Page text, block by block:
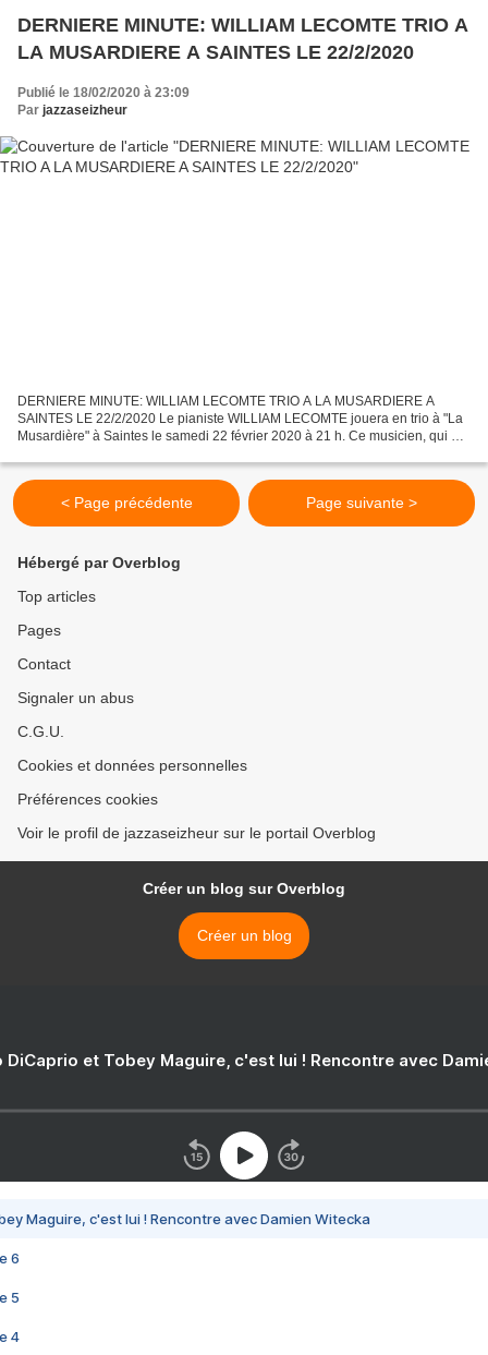
DERNIERE MINUTE: WILLIAM LECOMTE TRIO A
LA MUSARDIERE A SAINTES LE 22/2/2020
Publié le 18/02/2020 à 23:09
Par jazzaseizheur
DERNIERE MINUTE: WILLIAM LECOMTE TRIO A LA MUSARDIERE A
SAINTES LE 22/2/2020 Le pianiste WILLIAM LECOMTE jouera en trio à "La
Musardière" à Saintes le samedi 22 février 2020 à 21 h. Ce musicien, qui est
< Page précédente Page suivante >
Hébergé par Overblog
Top articles
Pages
Contact
Signaler un abus
C.G.U.
Cookies et données personnelles
Préférences cookies
Voir le profil de jazzaseizheur sur le portail Overblog
Créer un blog sur Overblog
Créer un blog
DiCaprio et Tobey Maguire, c'est lui ! Rencontre avec
Maguire, c'est lui ! Rencontre avec Damien Witecka
6
5
4